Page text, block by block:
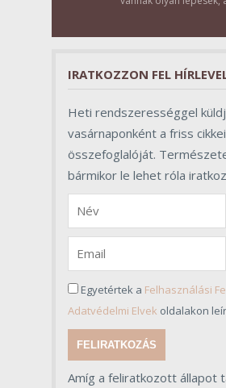
szerepet töltenek be
IRATKOZZON FEL
Heti rendszerességgel
vasárnaponként a friss
összefoglalóját.
bármikor le lehet róla
Egyetértek a Felhasználási
Adatvédelmi Elvek oldalakon
FELIRATKOZÁS
Amíg a feliratkozott állapot